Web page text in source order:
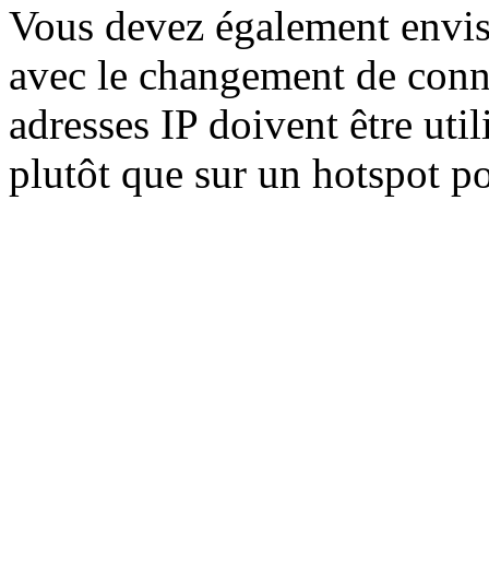
Vous devez également
avec le changement de
adresses IP doivent être
plutôt que sur un hotspot